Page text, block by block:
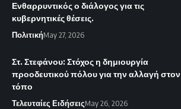
Ενθαρρυντικός ο διάλογος για τις
κυβερνητικές θέσεις.
ΠολιτικήMay 27, 2026
Στ. Στεφάνου: Στόχος η δημιουργία
προοδευτικού πόλου για την αλλαγή στον
τόπο
Τελευταίες ΕιδήσειςMay 26, 2026